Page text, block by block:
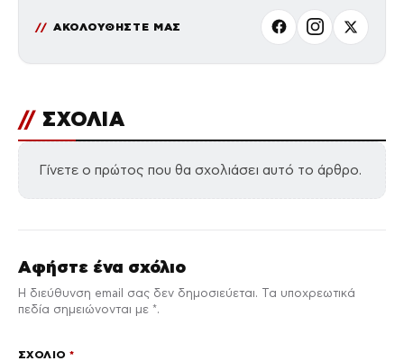
ΑΚΟΛΟΥΘΗΣΤΕ ΜΑΣ
// ΣΧΟΛΙΑ
Γίνετε ο πρώτος που θα σχολιάσει αυτό το άρθρο.
Αφήστε ένα σχόλιο
Η διεύθυνση email σας δεν δημοσιεύεται. Τα υποχρεωτικά
πεδία σημειώνονται με *.
ΣΧΌΛΙΟ*